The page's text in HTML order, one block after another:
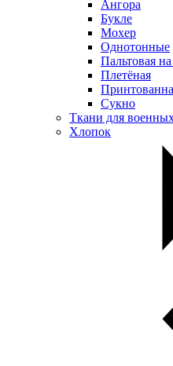
Ангора
Букле
Мохер
Однотонные
Пальтовая
Плетёная
Сукно
Ткани для
Хлопок